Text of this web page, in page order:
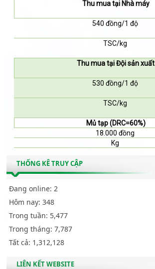
Thu mua tại Nhà máy
540 đồng/1 độ
TSC/kg
Thu mua tại Đội sản xuất
530 đồng/1 độ
TSC/kg
Mủ tạp (DRC=60%)
18.000 đồng
Kg
THỐNG KÊ TRUY CẬP
Đang online: 2
Hôm nay: 348
Trong tuần: 5,477
Trong tháng: 7,787
Tất cả: 1,312,128
LIÊN KẾT WEBSITE